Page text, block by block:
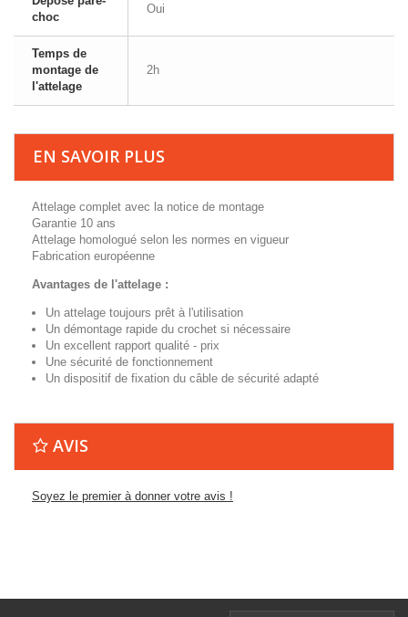
choc
Oui
Temps de
montage de
l'attelage
2h
EN SAVOIR PLUS
Attelage complet avec la notice de montage
Garantie 10 ans
Attelage homologué selon les normes en vigueur
Fabrication européenne
Avantages de l'attelage :
Un attelage toujours prêt à l'utilisation
Un démontage rapide du crochet si nécessaire
Un excellent rapport qualité - prix
Une sécurité de fonctionnement
Un dispositif de fixation du câble de sécurité adapté
AVIS
Soyez le premier à donner votre avis !